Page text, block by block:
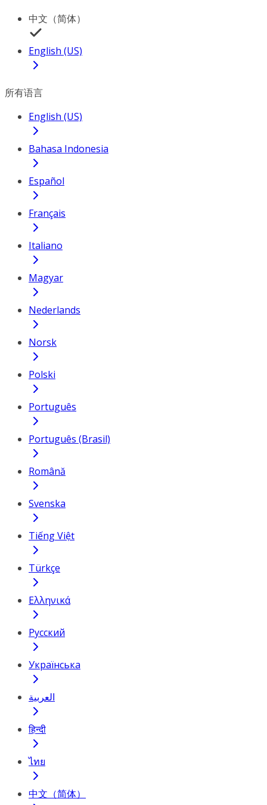
中文（简体）
English (US)
所有语言
English (US)
Bahasa Indonesia
Español
Français
Italiano
Magyar
Nederlands
Norsk
Polski
Português
Português (Brasil)
Română
Svenska
Tiếng Việt
Türkçe
Ελληνικά
Русский
Українська
العربية
हिन्दी
ไทย
中文（简体）